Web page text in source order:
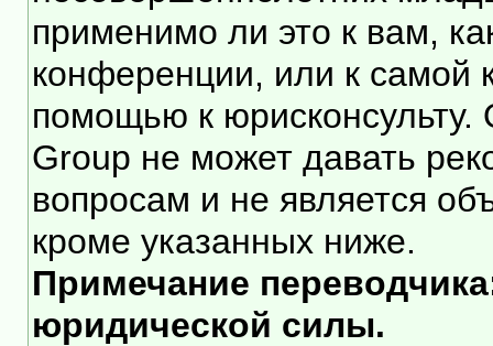
применимо ли это к вам,
конференции, или к самой
помощью к
Group не может давать
вопросам и не является
кроме указанных ниже.
Примечание
юридической силы.